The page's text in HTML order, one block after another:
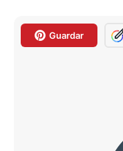
Guardar